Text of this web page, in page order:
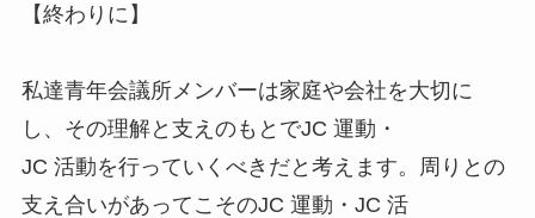
【終わりに】
私達青年会議所メンバーは家庭や会社を大切に
し、その理解と支えのもとでJC 運動・
JC 活動を行っていくべきだと考えます。周りとの
支え合いがあってこそのJC 運動・JC 活